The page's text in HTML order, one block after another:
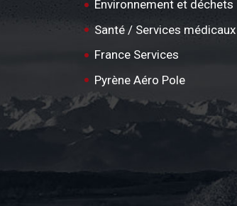
Environnement et déchets
Santé / Services médicaux
France Services
Pyrène Aéro Pole